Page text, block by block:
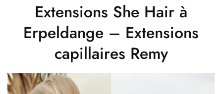
Extensions She Hair à
Erpeldange – Extensions
capillaires Remy